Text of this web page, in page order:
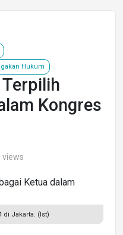
Hukum
Kongres
views
di Jakarta. (Ist)